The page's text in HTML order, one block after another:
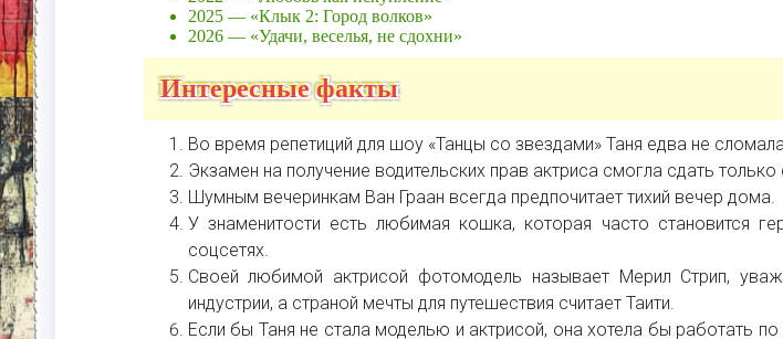
2025 — «Клык 2: Город волков»
2026 — «Удачи, веселья, не сдохни»
Интересные факты
Во время репетиций для шоу «Танцы со звездами» Таня едва не
Экзамен на получение водительских прав актриса смогла сдать только
Шумным вечеринкам Ван Граан всегда предпочитает тихий вечер дома.
У знаменитости есть любимая кошка, которая часто становится
соцсетях.
Своей любимой актрисой фотомодель называет Мерил Стрип,
индустрии, а страной мечты для путешествия считает Таити.
Если бы Таня не стала моделью и актрисой, она хотела бы работать